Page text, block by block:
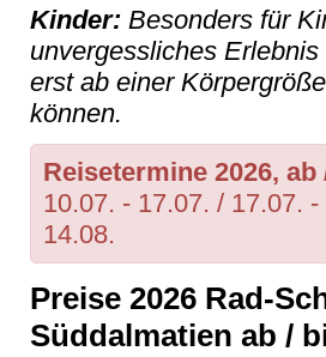
Kinder: Besonders für
unvergessliches
erst ab einer
können.
Reisetermine 2026,
10.07. - 17.07. / 17.07.
14.08.
Preise 2026 Rad-
Süddalmatien ab /